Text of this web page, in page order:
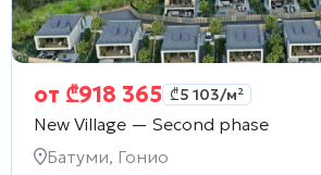
от ₾918 365 ₾5 103/м²
New Village — Second phase
Батуми, Гонио